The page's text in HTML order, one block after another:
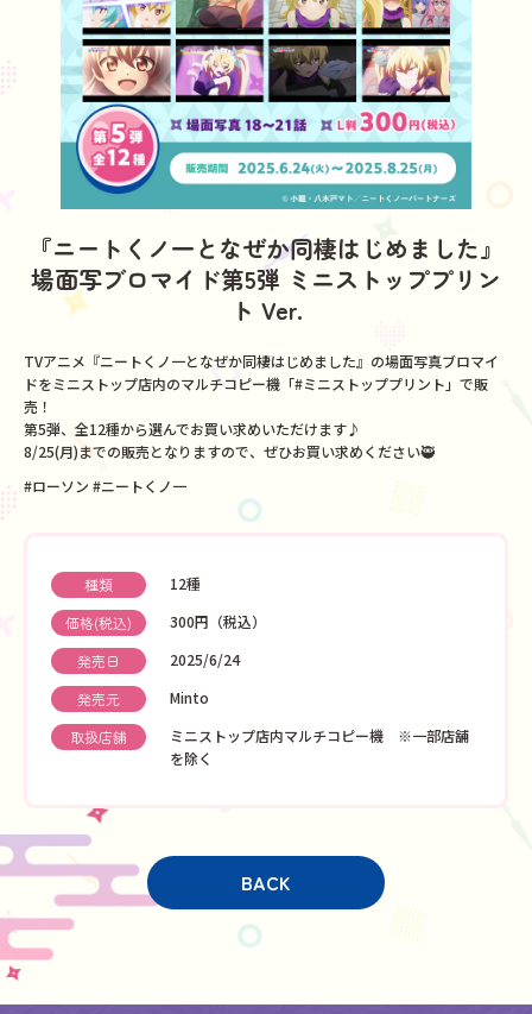
『ニートくノ一となぜか同棲はじめました』
場面写ブロマイド第5弾 ミニストッププリン
ト Ver.
TVアニメ『ニートくノ一となぜか同棲はじめました』の場面写真ブロマイ
ドをミニストップ店内のマルチコピー機「#ミニストッププリント」で販
売！
第5弾、全12種から選んでお買い求めいただけます♪
8/25(月)までの販売となりますので、ぜひお買い求めください🥷
#ローソン #ニートくノ一
種類
12種
価格(税込)
300円（税込）
発売日
2025/6/24
発売元
Minto
取扱店舗
ミニストップ店内マルチコピー機 ※一部店舗
を除く
BACK